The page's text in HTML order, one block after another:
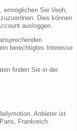
Sie Veoh,
Dies können
ausloggen.
berechtigtes Interesse
finden Sie in der
Anbieter ist
Frankreich.